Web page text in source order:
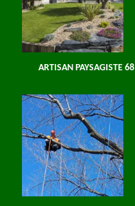
ARTISAN PAYSAGISTE 68